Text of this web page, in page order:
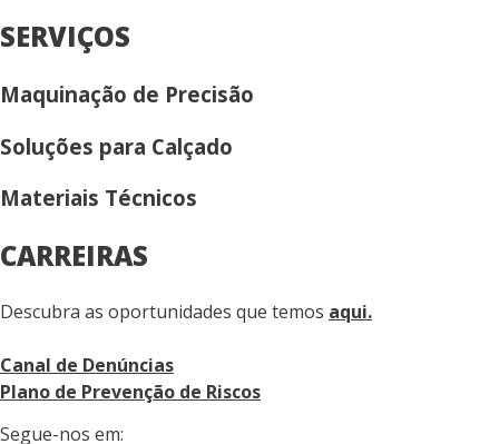
SERVIÇOS
Maquinação de Precisão
Soluções para Calçado
Materiais Técnicos
CARREIRAS
Descubra as oportunidades que temos aqui.
Canal de Denúncias
Plano de Prevenção de Riscos
Segue-nos em: